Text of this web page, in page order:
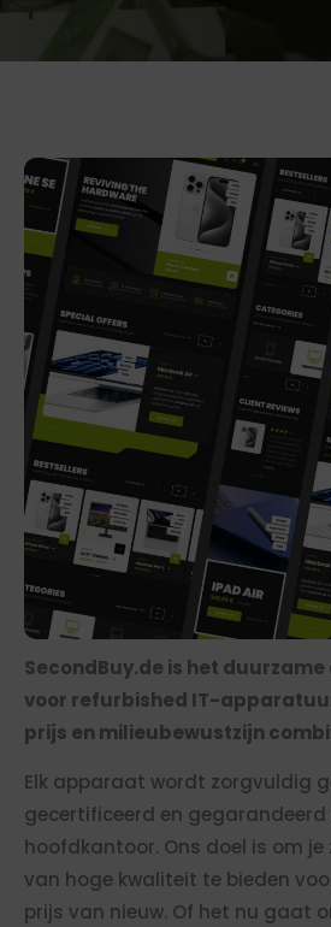
SecondBuy.de is het
voor refurbished IT-
prijs en milieubewustzijn
Elk apparaat wordt zorgvuldig
gecertificeerd en gegarandeerd
hoofdkantoor. Ons doel is om
van hoge kwaliteit te bieden
prijs van nieuw. Of het nu gaat